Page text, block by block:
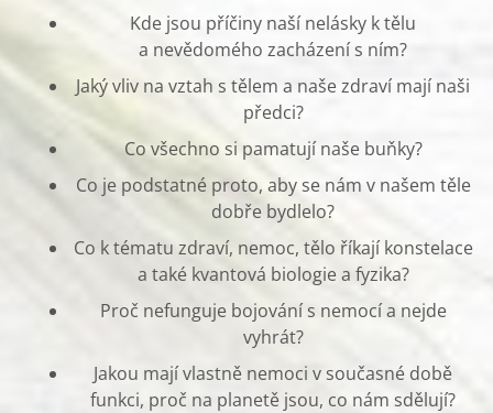
Kde jsou příčiny naší nelásky k tělu
a nevědomého zacházení s ním?
Jaký vliv na vztah s tělem a naše zdraví mají naši
předci?
Co všechno si pamatují naše buňky?
Co je podstatné proto, aby se nám v našem těle
dobře bydlelo?
Co k tématu zdraví, nemoc, tělo říkají konstelace
a také kvantová biologie a fyzika?
Proč nefunguje bojování s nemocí a nejde
vyhrát?
Jakou mají vlastně nemoci v současné době
funkci, proč na planetě jsou, co nám sdělují?